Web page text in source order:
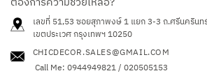
เลขที่ 51,53 ซอยสุภาพงษ์ 1 แยก 3-3 ถ.ศรีนครินท
เขตประเวศ กรุงเทพฯ 10250
CHICDECOR.SALES@GMAIL.COM
Call Me: 0944949821 / 020505153